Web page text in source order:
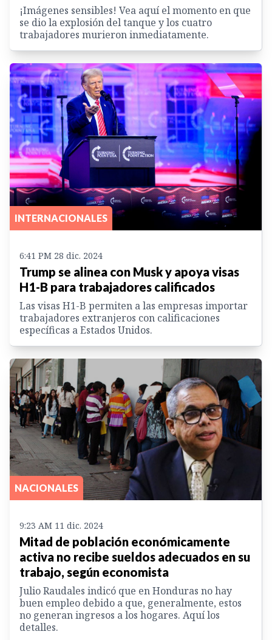
¡Imágenes sensibles! Vea aquí el momento en que
se dio la explosión del tanque y los cuatro
trabajadores murieron inmediatamente.
INTERNACIONALES
6:41 PM 28 dic. 2024
Trump se alinea con Musk y apoya visas
H1-B para trabajadores calificados
Las visas H1-B permiten a las empresas importar
trabajadores extranjeros con calificaciones
específicas a Estados Unidos.
NACIONALES
9:23 AM 11 dic. 2024
Mitad de población económicamente
activa no recibe sueldos adecuados en su
trabajo, según economista
Julio Raudales indicó que en Honduras no hay
buen empleo debido a que, generalmente, estos
no generan ingresos a los hogares. Aquí los
detalles.